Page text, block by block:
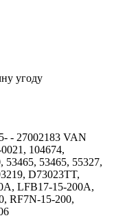
угоду
- 27002183 VAN
104674,
53465, 53465, 55327,
D73023TT,
LFB17-15-200A,
RF7N-15-200,